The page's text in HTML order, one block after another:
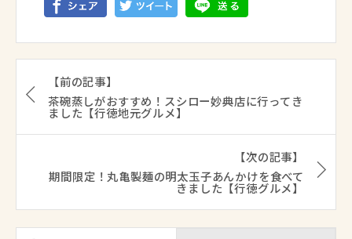
【前の記事】
茶碗蒸しがおすすめ！スシロー妙典店に行ってき
ました【行徳地元グルメ】
【次の記事】
期間限定！丸亀製麺の明太玉子あんかけを食べて
きました【行徳グルメ】